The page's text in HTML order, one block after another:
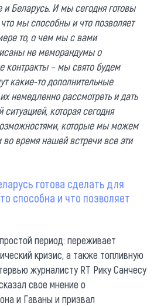
Беларусь. И мы сегодня готовы
мы способны и что позволяет
то, о чем мы с вами
не меморандумы о
контракты – мы свято будем
какие-то дополнительные
немедленно рассмотреть и дать
ситуацией, которая сегодня
которые мы можем
время нашей встречи все эти
готова сделать для
способна и что позволяет
период: переживает
кризис, а также топливную
журналисту RT Рику Санчесу
свое мнение о
и Гаваны и призвал